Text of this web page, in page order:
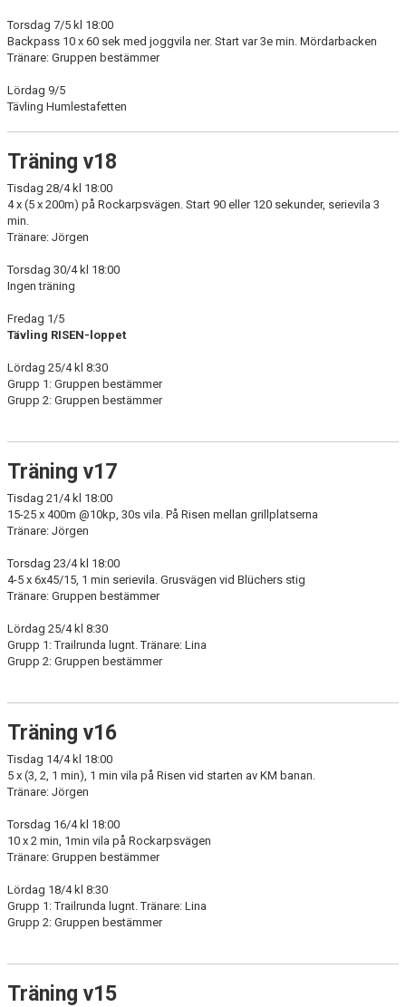
Torsdag 7/5 kl 18:00
Backpass 10 x 60 sek med joggvila ner. Start var 3e min. Mördarbacken
Tränare: Gruppen bestämmer
Lördag 9/5
Tävling Humlestafetten
Träning v18
Tisdag 28/4 kl 18:00
4 x (5 x 200m) på Rockarpsvägen. Start 90 eller 120 sekunder, serievila 3
min.
Tränare: Jörgen
Torsdag 30/4 kl 18:00
Ingen träning
Fredag 1/5
Tävling RISEN-loppet
Lördag 25/4 kl 8:30
Grupp 1: Gruppen bestämmer
Grupp 2: Gruppen bestämmer
Träning v17
Tisdag 21/4 kl 18:00
15-25 x 400m @10kp, 30s vila. På Risen mellan grillplatserna
Tränare: Jörgen
Torsdag 23/4 kl 18:00
4-5 x 6x45/15, 1 min serievila. Grusvägen vid Blüchers stig
Tränare: Gruppen bestämmer
Lördag 25/4 kl 8:30
Grupp 1: Trailrunda lugnt. Tränare: Lina
Grupp 2: Gruppen bestämmer
Träning v16
Tisdag 14/4 kl 18:00
5 x (3, 2, 1 min), 1 min vila på Risen vid starten av KM banan.
Tränare: Jörgen
Torsdag 16/4 kl 18:00
10 x 2 min, 1min vila på Rockarpsvägen
Tränare: Gruppen bestämmer
Lördag 18/4 kl 8:30
Grupp 1: Trailrunda lugnt. Tränare: Lina
Grupp 2: Gruppen bestämmer
Träning v15